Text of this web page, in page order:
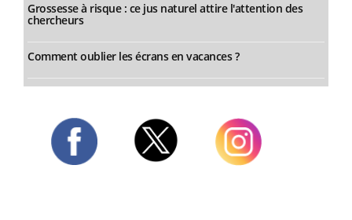
Grossesse à risque : ce jus naturel attire l'attention des
chercheurs
Comment oublier les écrans en vacances ?